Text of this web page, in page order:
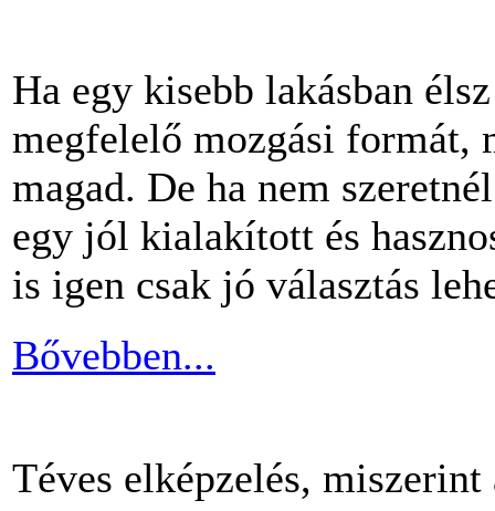
Ha egy kisebb lakásban
megfelelő mozgási formát,
magad. De ha nem
egy jól kialakított és
is igen csak jó választás
Bővebben...
Téves elképzelés, miszerint